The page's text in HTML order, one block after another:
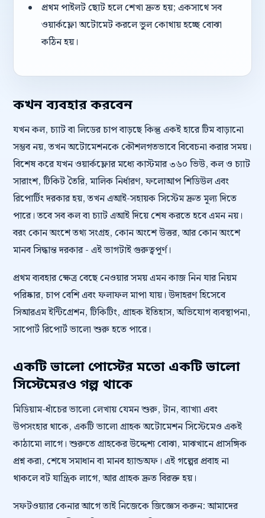
প্রথম পাইলট ছোট হলে শেখা দ্রুত হয়; একসাথে সব
ওয়ার্কফ্লো অটোমেট করলে ভুল কোথায় হচ্ছে বোঝা
কঠিন হয়।
কখন ব্যবহার করবেন
যখন কল, চ্যাট বা লিডের চাপ বাড়ছে কিন্তু একই হারে টিম বাড়ানো
সম্ভব নয়, তখন অটোমেশনকে কৌশলগতভাবে বিবেচনা করার সময়।
বিশেষ করে যখন ওয়ার্কফ্লোর মধ্যে কাস্টমার ৩৬০ ভিউ, কল ও চ্যাট
সারাংশ, টিকিট তৈরি, মালিক নির্ধারণ, ফলোআপ শিডিউল এবং
রিপোর্টিং দরকার হয়, তখন এআই-সহায়ক সিস্টেম দ্রুত মূল্য দিতে
পারে। তবে সব কল বা চ্যাট এআই দিয়ে শেষ করতে হবে এমন নয়।
বরং কোন অংশে তথ্য সংগ্রহ, কোন অংশে উত্তর, আর কোন অংশে
মানব সিদ্ধান্ত দরকার - এই ভাগটাই গুরুত্বপূর্ণ।
প্রথম ব্যবহার ক্ষেত্র বেছে নেওয়ার সময় এমন কাজ নিন যার নিয়ম
পরিষ্কার, চাপ বেশি এবং ফলাফল মাপা যায়। উদাহরণ হিসেবে
সিআরএম ইন্টিগ্রেশন, টিকিটিং, গ্রাহক ইতিহাস, অভিযোগ ব্যবস্থাপনা,
সাপোর্ট রিপোর্ট ভালো শুরু হতে পারে।
একটি ভালো পোস্টের মতো একটি ভালো
সিস্টেমেরও গল্প থাকে
মিডিয়াম-ধাঁচের ভালো লেখায় যেমন শুরু, টান, ব্যাখ্যা এবং
উপসংহার থাকে, একটি ভালো গ্রাহক অটোমেশন সিস্টেমেও একই
কাঠামো লাগে। শুরুতে গ্রাহকের উদ্দেশ্য বোঝা, মাঝখানে প্রাসঙ্গিক
প্রশ্ন করা, শেষে সমাধান বা মানব হ্যান্ডঅফ। এই গল্পের প্রবাহ না
থাকলে বট যান্ত্রিক লাগে, আর গ্রাহক দ্রুত বিরক্ত হয়।
সফটওয়্যার কেনার আগে তাই নিজেকে জিজ্ঞেস করুন: আমাদের